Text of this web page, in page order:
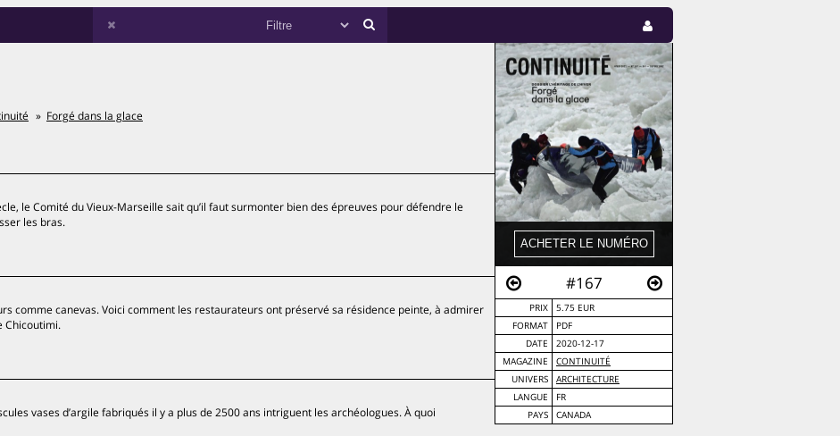
#167
PRIX
5.75 EUR
FORMAT
PDF
DATE
2020-12-17
MAGAZINE
CONTINUITÉ
UNIVERS
ARCHITECTURE
LANGUE
FR
PAYS
CANADA
Forgé dans la glace
le Comité du Vieux-Marseille sait qu’il faut surmonter bien des épreuves pour défendre le
les bras.
comme canevas. Voici comment les restaurateurs ont préservé sa résidence peinte, à admirer
Chicoutimi.
vases d’argile fabriqués il y a plus de 2500 ans intriguent les archéologues. À quoi